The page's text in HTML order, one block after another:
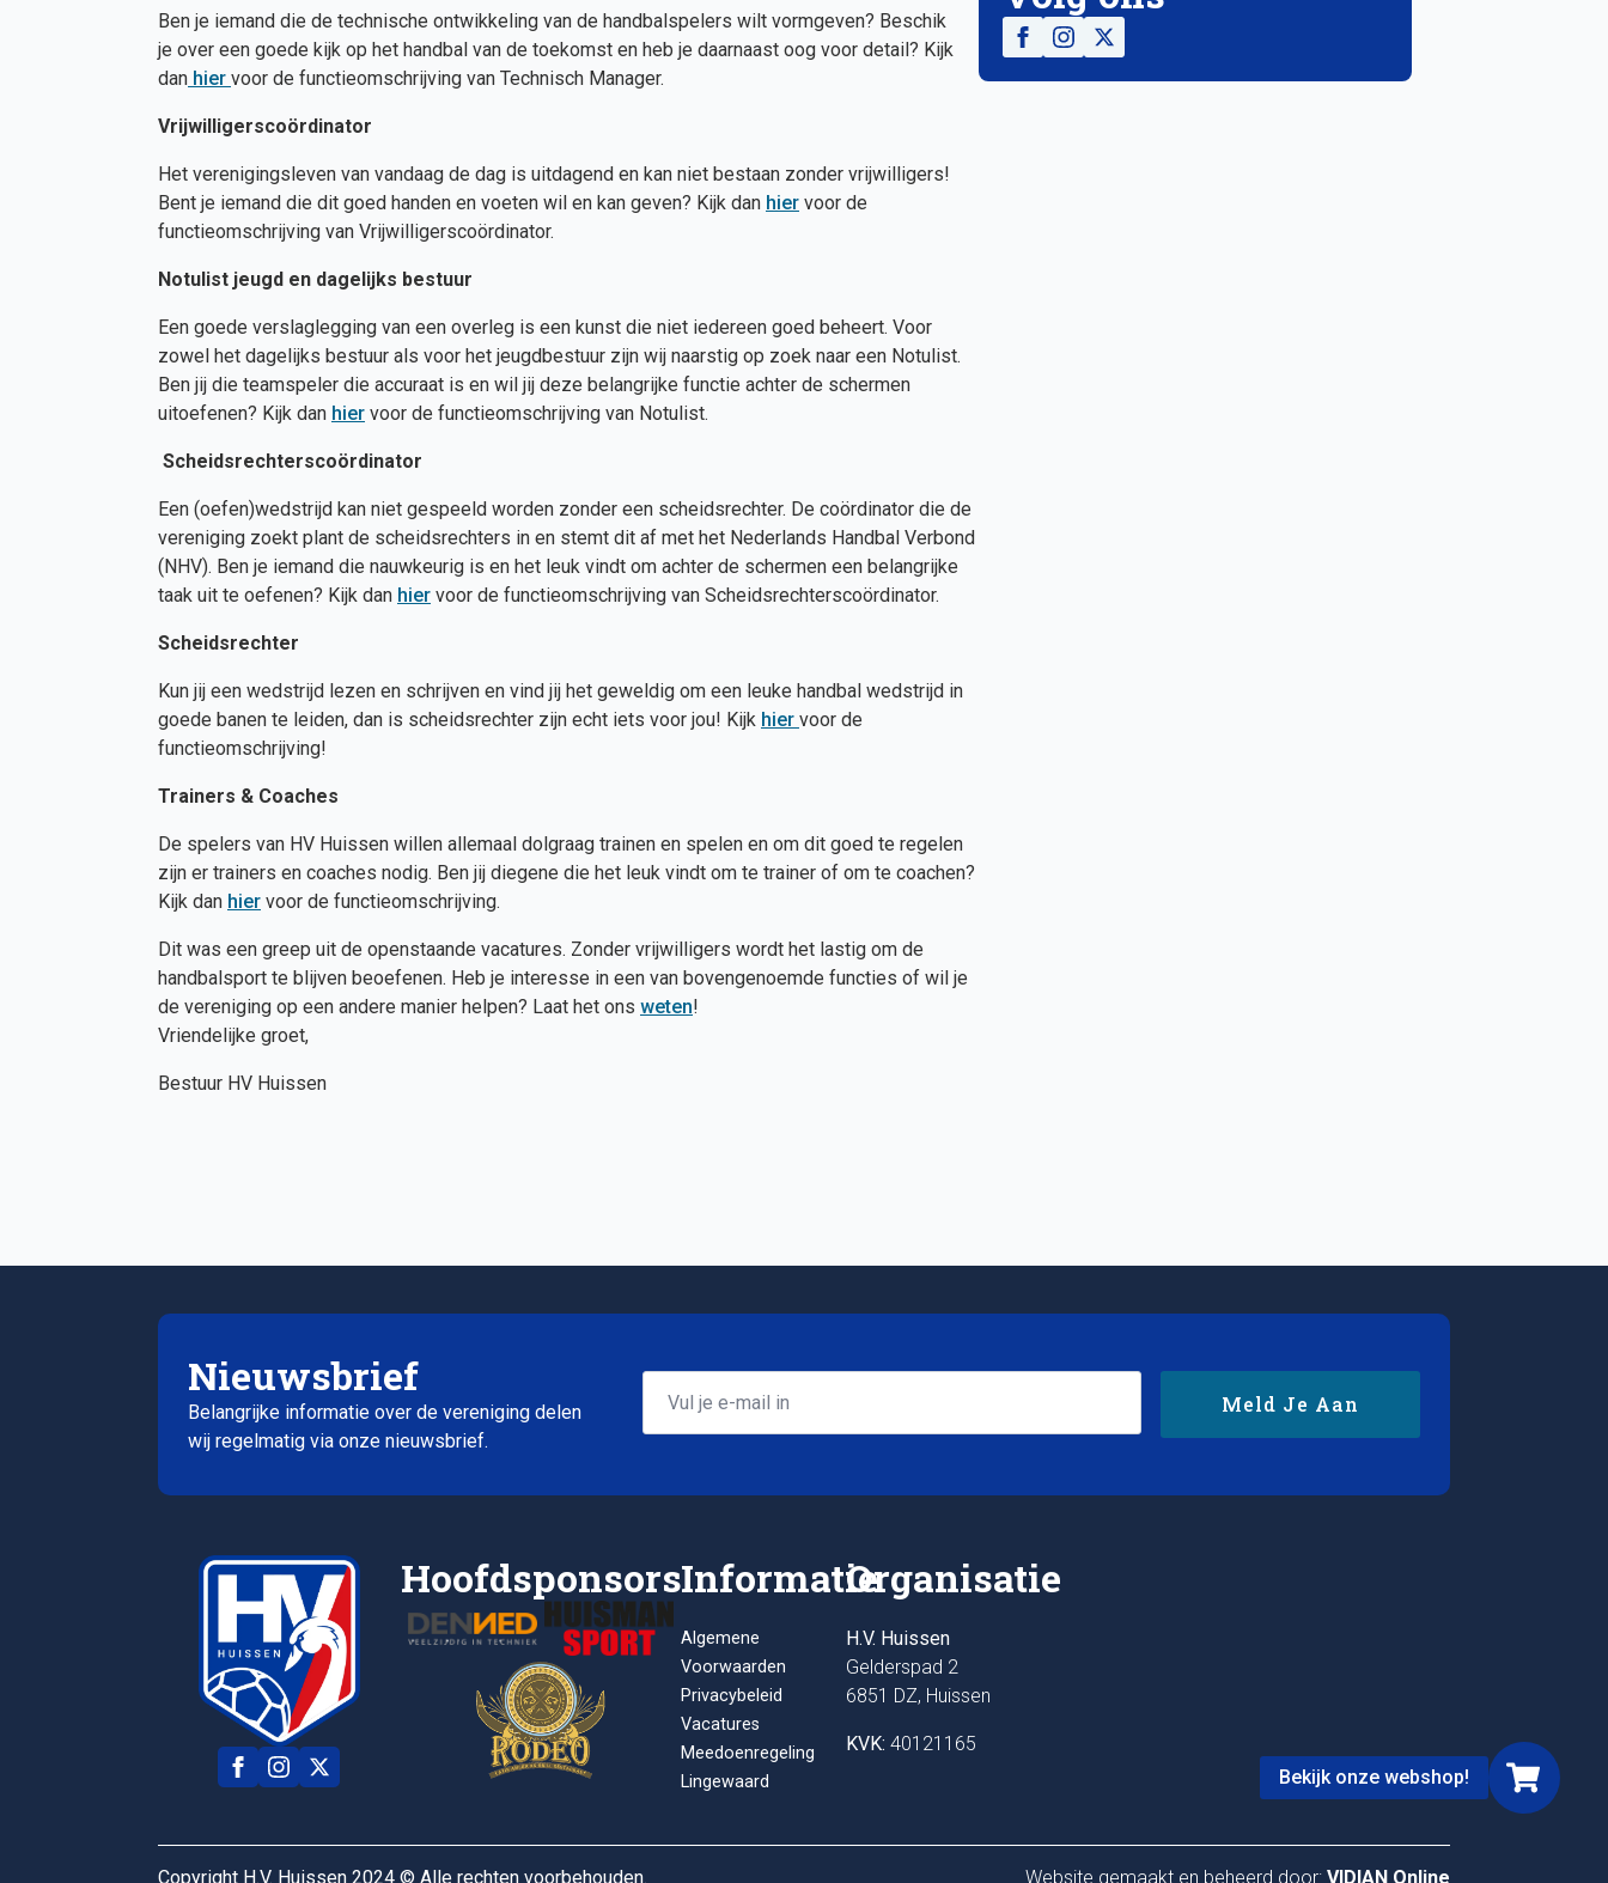
Bekijk onze webshop!
Ben je iemand die de technische ontwikkeling van de handbalspelers wilt vormgeven? Beschik
je over een goede kijk op het handbal van de toekomst en heb je daarnaast oog voor detail? Kijk
dan hier voor de functieomschrijving van Technisch Manager.
Vrijwilligerscoördinator
Het verenigingsleven van vandaag de dag is uitdagend en kan niet bestaan zonder vrijwilligers!
Bent je iemand die dit goed handen en voeten wil en kan geven? Kijk dan hier voor de
functieomschrijving van Vrijwilligerscoördinator.
Notulist jeugd en dagelijks bestuur
Een goede verslaglegging van een overleg is een kunst die niet iedereen goed beheert. Voor
zowel het dagelijks bestuur als voor het jeugdbestuur zijn wij naarstig op zoek naar een Notulist.
Ben jij die teamspeler die accuraat is en wil jij deze belangrijke functie achter de schermen
uitoefenen? Kijk dan hier voor de functieomschrijving van Notulist.
Scheidsrechterscoördinator
Een (oefen)wedstrijd kan niet gespeeld worden zonder een scheidsrechter. De coördinator die de
vereniging zoekt plant de scheidsrechters in en stemt dit af met het Nederlands Handbal Verbond
(NHV). Ben je iemand die nauwkeurig is en het leuk vindt om achter de schermen een belangrijke
taak uit te oefenen? Kijk dan hier voor de functieomschrijving van Scheidsrechterscoördinator.
Scheidsrechter
Kun jij een wedstrijd lezen en schrijven en vind jij het geweldig om een leuke handbal wedstrijd in
goede banen te leiden, dan is scheidsrechter zijn echt iets voor jou! Kijk hier voor de
functieomschrijving!
Trainers & Coaches
De spelers van HV Huissen willen allemaal dolgraag trainen en spelen en om dit goed te regelen
zijn er trainers en coaches nodig. Ben jij diegene die het leuk vindt om te trainer of om te coachen?
Kijk dan hier voor de functieomschrijving.
Dit was een greep uit de openstaande vacatures. Zonder vrijwilligers wordt het lastig om de
handbalsport te blijven beoefenen. Heb je interesse in een van bovengenoemde functies of wil je
de vereniging op een andere manier helpen? Laat het ons weten!
Vriendelijke groet,
Bestuur HV Huissen
Nieuwsbrief
Belangrijke informatie over de vereniging delen
wij regelmatig via onze nieuwsbrief.
Email
Meld Je Aan
HoofdsponsorsInformatie
Algemene
Voorwaarden
Privacybeleid
Vacatures
Meedoenregeling
Lingewaard
Organisatie
H.V. Huissen
Gelderspad 2
6851 DZ, Huissen
KVK: 40121165
Copyright H.V. Huissen 2024 © Alle rechten voorbehouden. Website gemaakt en beheerd door: VIDIAN Online